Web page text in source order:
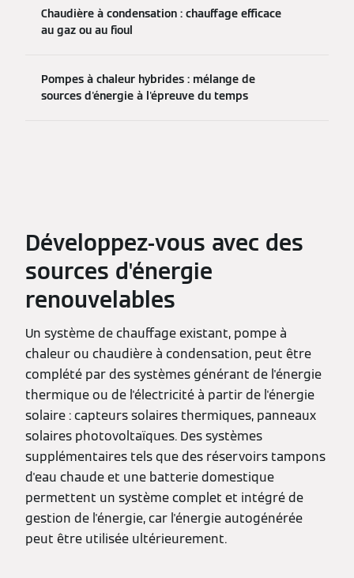
Chaudière à condensation : chauffage efficace
au gaz ou au fioul
Pompes à chaleur hybrides : mélange de
sources d'énergie à l'épreuve du temps
Développez-vous avec des
sources d'énergie
renouvelables
Un système de chauffage existant, pompe à
chaleur ou chaudière à condensation, peut être
complété par des systèmes générant de l'énergie
thermique ou de l'électricité à partir de l'énergie
solaire : capteurs solaires thermiques, panneaux
solaires photovoltaïques. Des systèmes
supplémentaires tels que des réservoirs tampons
d'eau chaude et une batterie domestique
permettent un système complet et intégré de
gestion de l'énergie, car l'énergie autogénérée
peut être utilisée ultérieurement.